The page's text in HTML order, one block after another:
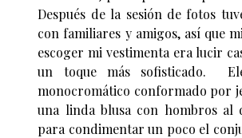
Después de la sesión de fotos
con familiares y amigos, así que
escoger mi vestimenta era lucir
un toque más sofisticado.
monocromático conformado por
una linda blusa con hombros al
para condimentar un poco el